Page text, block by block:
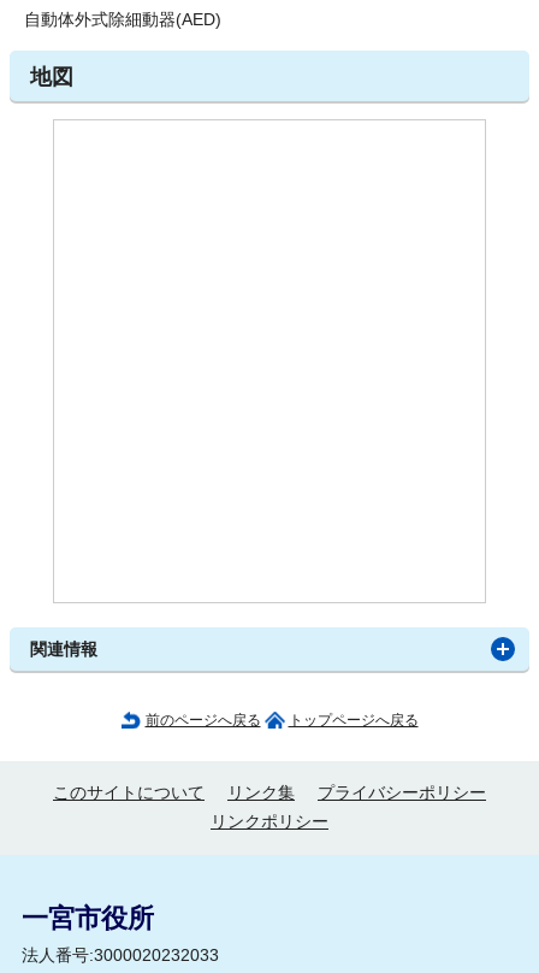
自動体外式除細動器(AED)
地図
関連情報
前のページへ戻る トップページへ戻る
このサイトについて リンク集
プライバシーポリシー
リンクポリシー
一宮市役所
法人番号:3000020232033